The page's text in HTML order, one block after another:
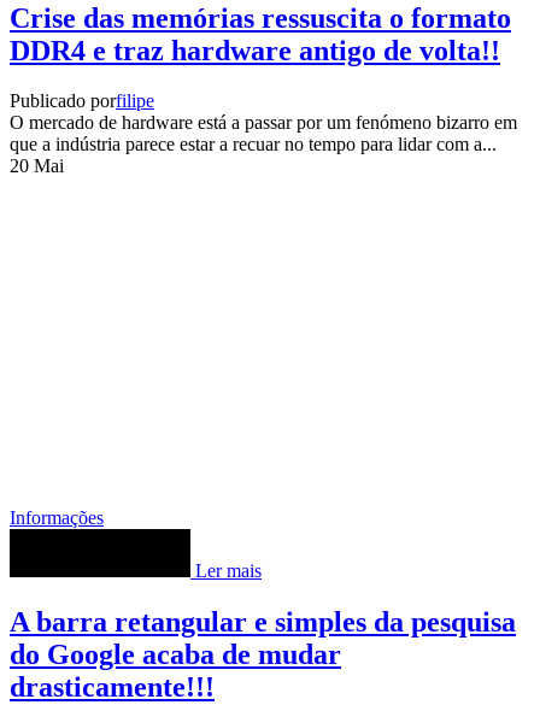
Crise das memórias ressuscita o formato
DDR4 e traz hardware antigo de volta!!
Publicado porfilipe
O mercado de hardware está a passar por um fenómeno bizarro em
que a indústria parece estar a recuar no tempo para lidar com a...
20 Mai
Informações
Ler mais
A barra retangular e simples da pesquisa
do Google acaba de mudar
drasticamente!!!